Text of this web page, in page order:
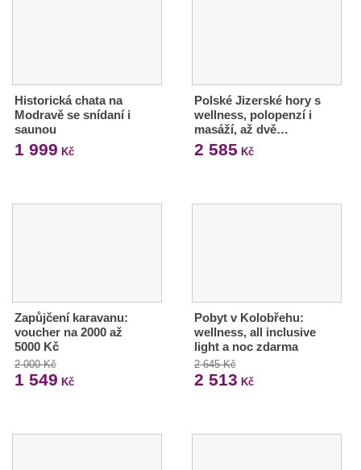
Historická chata na
Modravě se snídaní i
saunou
1 999 Kč
Polské Jizerské hory s
wellness, polopenzí i
masáží, až dvě…
2 585 Kč
Zapůjčení karavanu:
voucher na 2000 až
5000 Kč
2 000 Kč
1 549 Kč
Pobyt v Kolobřehu:
wellness, all inclusive
light a noc zdarma
2 645 Kč
2 513 Kč